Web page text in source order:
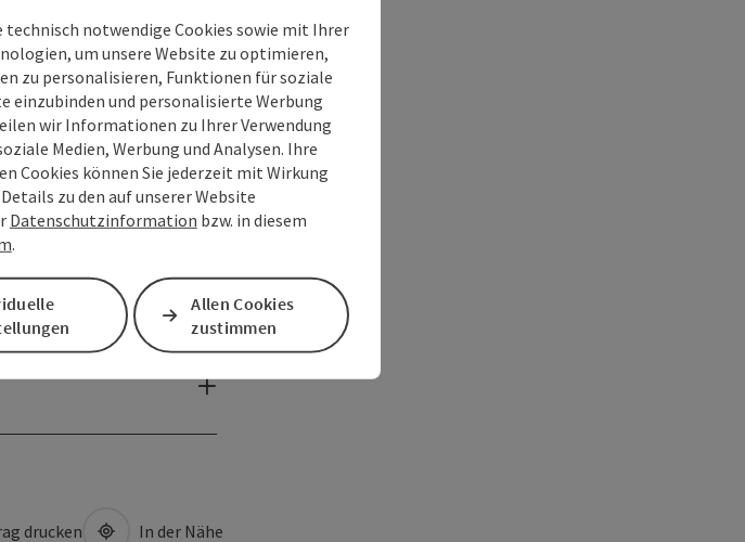
drucken In der Nähe
technisch notwendige Cookies sowie mit Ihrer
um unsere Website zu optimieren,
zu personalisieren, Funktionen für soziale
einzubinden und personalisierte Werbung
wir Informationen zu Ihrer Verwendung
Medien, Werbung und Analysen. Ihre
Cookies können Sie jederzeit mit Wirkung
zu den auf unserer Website
Datenschutzinformation bzw. in diesem
.
Allen Cookies
zustimmen